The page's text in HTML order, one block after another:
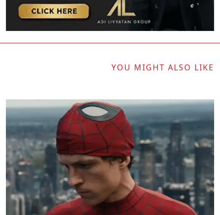
YOU MIGHT ALSO LIKE